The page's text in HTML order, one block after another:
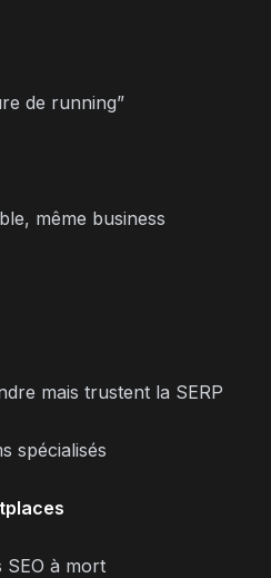
de running”
même business
mais trustent la SERP
spécialisés
SEO à mort